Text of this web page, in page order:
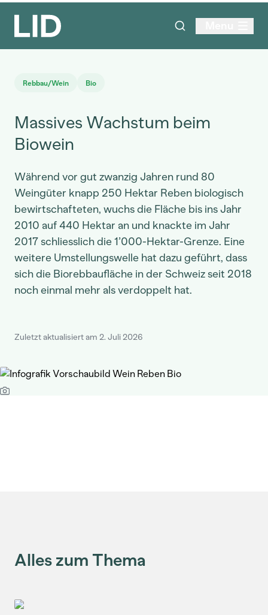
Rebbau/Wein Bio
Massives Wachstum beim
Biowein
Während vor gut zwanzig Jahren rund 80
Weingüter knapp 250 Hektar Reben biologisch
bewirtschafteten, wuchs die Fläche bis ins Jahr
2010 auf 440 Hektar an und knackte im Jahr
2017 schliesslich die 1’000-Hektar-Grenze. Eine
weitere Umstellungswelle hat dazu geführt, dass
sich die Biorebbaufläche in der Schweiz seit 2018
noch einmal mehr als verdoppelt hat.
Zuletzt aktualisiert am 2. Juli 2026
Alles zum Thema